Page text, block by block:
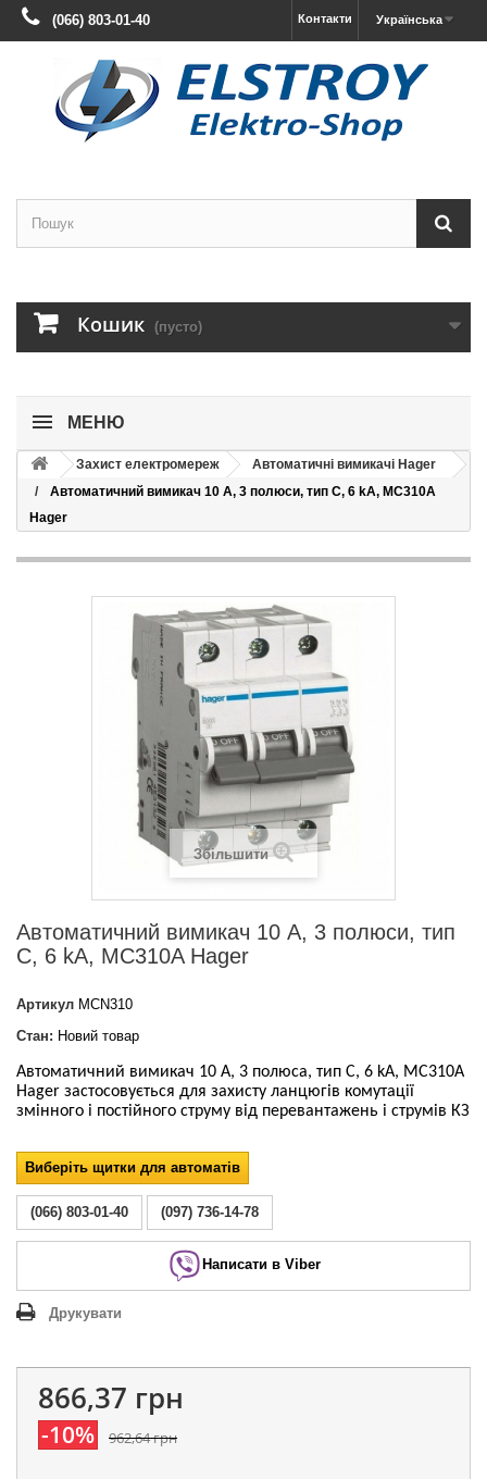
Українська
Контакти
(066) 803-01-40
Кошик (пусто)
МЕНЮ
Захист електромереж
Автоматичні вимикачі Hager
Автоматичний вимикач 10 А, 3 полюси, тип C, 6 kA, MC310A
Hager
Збільшити
Автоматичний вимикач 10 А, 3 полюси, тип
C, 6 kA, MC310A Hager
Артикул MCN310
Стан: Новий товар
Автоматичний вимикач 10 А, 3 полюса, тип С, 6 kA, MC310A
Hager застосовується для захисту ланцюгів комутації
змінного і постійного струму від перевантажень і струмів КЗ
Виберіть щитки для автоматів
(066) 803-01-40 (097) 736-14-78
Написати в Viber
Друкувати
866,37 грн
-10% 962,64 грн